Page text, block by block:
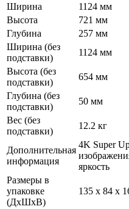
Ширина
1124 мм
Высота
721 мм
Глубина
257 мм
Ширина (без
подставки)
1124 мм
Высота (без
подставки)
654 мм
Глубина (без
подставки)
50 мм
Вес (без
подставки)
12.2 кг
Дополнительная
информация
4K Super
яркость
Размеры в
упаковке
(ДхШхВ)
135 x 84 x